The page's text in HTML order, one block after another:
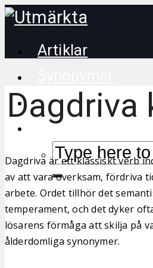
Artiklar
Korsordstips
Dagdriva
Dagdriva är ett klassiskt verb
av att vara overksam, fördriva
arbete. Ordet tillhör det
temperament, och det dyker
lösarens förmåga att skilja på
ålderdomliga synonymer.